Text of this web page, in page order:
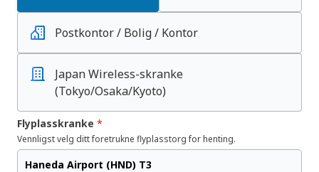
Postkontor / Bolig / Kontor
Japan Wireless-skranke
(Tokyo/Osaka/Kyoto)
Flyplasskranke *
Vennligst velg ditt foretrukne flyplasstorg for henting.
Haneda Airport (HND) T3